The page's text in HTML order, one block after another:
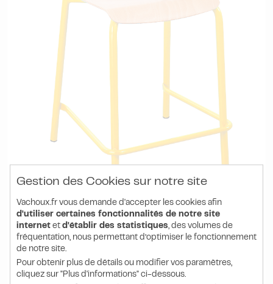
Réf. S288026ZZEP
Chaise haute gamme ANTIB
600 mm
Gestion des Cookies sur notre site
Vachoux.fr vous demande d'accepter les cookies afin
d'utiliser certaines fonctionnalités de notre site
internetet d'établir des statistiques , des volumes de
fréquentation, nous permettant d’optimiser le fonctionnement
de notre site.
Pour obtenir plus de détails ou modifier vos paramètres,
cliquez sur "Plus d'informations" ci-dessous.